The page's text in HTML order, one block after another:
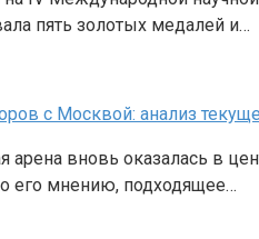
пять золотых медалей и…
с Москвой: анализ
арена вновь оказалась в
его мнению, подходящее…